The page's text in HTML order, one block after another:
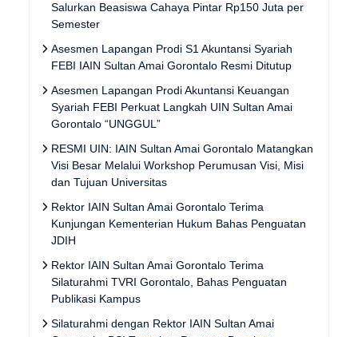
Salurkan Beasiswa Cahaya Pintar Rp150 Juta per
Semester
Asesmen Lapangan Prodi S1 Akuntansi Syariah
FEBI IAIN Sultan Amai Gorontalo Resmi Ditutup
Asesmen Lapangan Prodi Akuntansi Keuangan
Syariah FEBI Perkuat Langkah UIN Sultan Amai
Gorontalo “UNGGUL”
RESMI UIN: IAIN Sultan Amai Gorontalo Matangkan
Visi Besar Melalui Workshop Perumusan Visi, Misi
dan Tujuan Universitas
Rektor IAIN Sultan Amai Gorontalo Terima
Kunjungan Kementerian Hukum Bahas Penguatan
JDIH
Rektor IAIN Sultan Amai Gorontalo Terima
Silaturahmi TVRI Gorontalo, Bahas Penguatan
Publikasi Kampus
Silaturahmi dengan Rektor IAIN Sultan Amai